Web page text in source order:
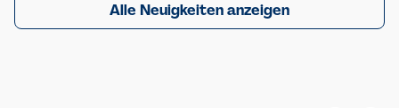
Alle Neuigkeiten anzeigen